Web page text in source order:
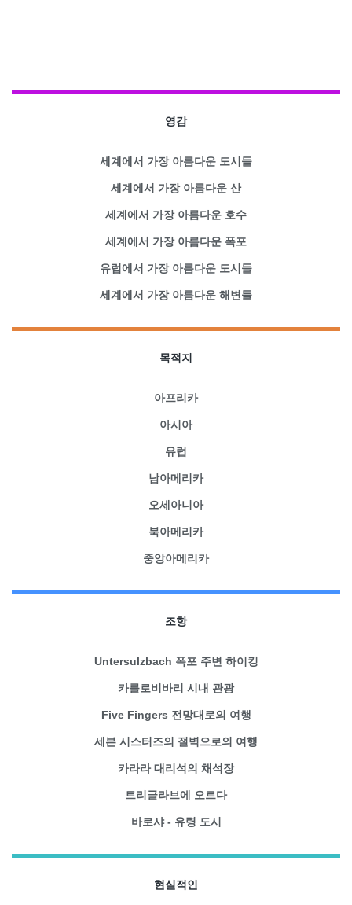
영감
세계에서 가장 아름다운 도시들
세계에서 가장 아름다운 산
세계에서 가장 아름다운 호수
세계에서 가장 아름다운 폭포
유럽에서 가장 아름다운 도시들
세계에서 가장 아름다운 해변들
목적지
아프리카
아시아
유럽
남아메리카
오세아니아
북아메리카
중앙아메리카
조항
Untersulzbach 폭포 주변 하이킹
카를로비바리 시내 관광
Five Fingers 전망대로의 여행
세븐 시스터즈의 절벽으로의 여행
카라라 대리석의 채석장
트리글라브에 오르다
바로샤 - 유령 도시
현실적인